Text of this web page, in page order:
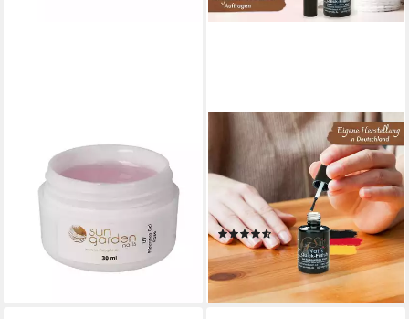
UV-Gel 30 ml UV Fiberglas
Gel Rosé Klar + Pinselset +
14,98 €
-20%
lieferbar - in 2-3 Werktagen bei dir
GS-NAILS
UV-Gel Quick Finish ohne
Schwitzschicht Hochglanz
Versiegler-Gel, ohne
Schwitzschicht
(10)
7,99 €
(532,67 €/ 1 l)
lieferbar - in 6-8 Werktagen bei dir